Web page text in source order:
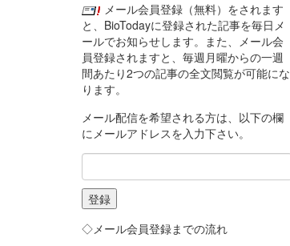
メール会員登録（無料）をされます
と、BioTodayに登録された記事を毎日メ
ールでお知らせします。また、メール会
員登録されますと、毎週月曜からの一週
間あたり2つの記事の全文閲覧が可能にな
ります。
メール配信を希望される方は、以下の欄
にメールアドレスを入力下さい。
◇メール会員登録までの流れ